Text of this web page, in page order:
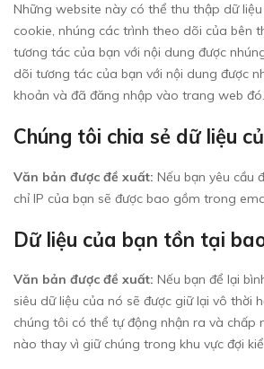
Những website này có thể thu thập dữ
cookie, nhúng các trình theo dõi của bên
tương tác của bạn với nội dung được
dõi tương tác của bạn với nội dung được
khoản và đã đăng nhập vào trang web đó.
Chúng tôi chia sẻ dữ liệu
Văn bản được đề xuất: Nếu bạn yêu cầu
chỉ IP của bạn sẽ được bao gồm trong
Dữ liệu của bạn tồn tại
Văn bản được đề xuất: Nếu bạn để lại
siêu dữ liệu của nó sẽ được giữ lại vô thời
chúng tôi có thể tự động nhận ra và chấp
nào thay vì giữ chúng trong khu vực đợi